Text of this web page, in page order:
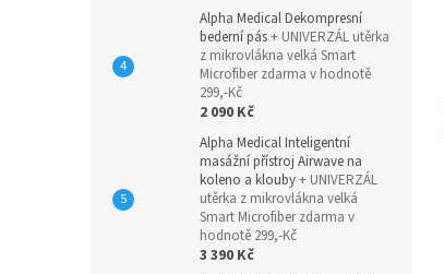
Alpha Medical Dekompresní
bederní pás+ UNIVERZÁL utěrka
z mikrovlákna velká Smart
Microfiber zdarma v hodnotě
299,-Kč
2 090 Kč
Alpha Medical Inteligentní
masážní přístroj Airwave na
koleno a klouby+ UNIVERZÁL
utěrka z mikrovlákna velká
Smart Microfiber zdarma v
hodnotě 299,-Kč
3 390 Kč